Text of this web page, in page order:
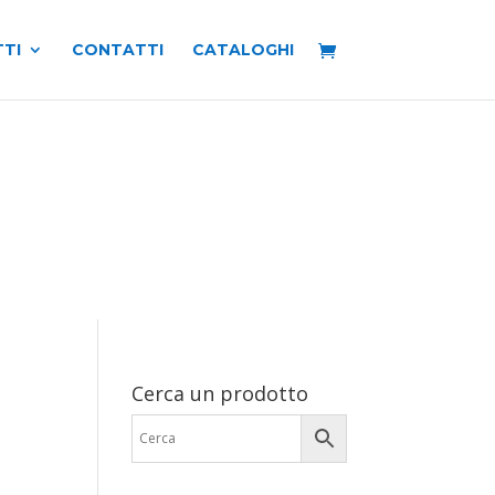
CONTATTI CATALOGHI
Cerca un prodotto